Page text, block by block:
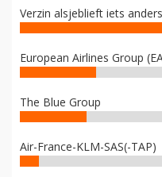
Verzin alsjeblieft iets anders
European Airlines Group
The Blue Group
Air-France-KLM-SAS(-TAP)